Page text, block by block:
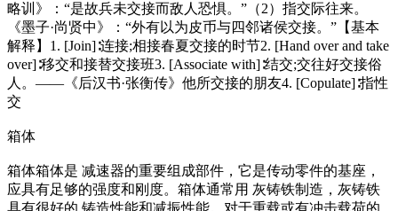
略训》：“是故兵未交接而敌人恐惧。”（2）指交际往来。
《墨子·尚贤中》：“外有以为皮币与四邻诸侯交接。”【基本
解释】1. [Join]∶连接;相接春夏交接的时节2. [Hand over and take
over]∶移交和接替交接班3. [Associate with]∶结交;交往好交接俗
人。——《后汉书·张衡传》他所交接的朋友4. [Copulate]∶指性
交
箱体
箱体箱体是 减速器的重要组成部件，它是传动零件的基座，
应具有足够的强度和刚度。箱体通常用 灰铸铁制造，灰铸铁
具有很好的 铸造性能和减振性能。对于重载或有冲击载荷的